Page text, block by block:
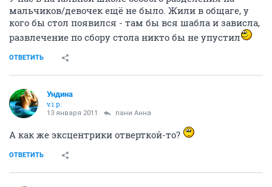
мальчиков/девочек ещё не было. Жили в общаге, у
кого бы стол появился - там бы вся шабла и зависла,
развлечение по сбору стола никто бы не упустил
ОТВЕТИТЬ
Ундина
v.i.p.
13 января 2011 пани Анна
А как же эксцентрики отверткой-то?
ОТВЕТИТЬ